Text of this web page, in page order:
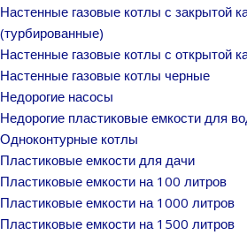
Настенные газовые котлы с закрытой
(турбированные)
Настенные газовые котлы с открытой
Настенные газовые котлы черные
Недорогие насосы
Недорогие пластиковые емкости для
Одноконтурные котлы
Пластиковые емкости для дачи
Пластиковые емкости на 100 литров
Пластиковые емкости на 1000 литров
Пластиковые емкости на 1500 литров